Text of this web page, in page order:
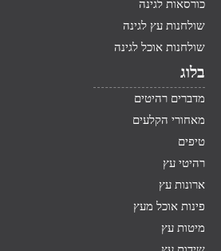
כורסאות לגינה
שולחנות עץ לגינה
שולחנות אוכל לגינה
בלוג
מדברים רהיטים
מאחורי הקלעים
טיפים
רהיטי עץ
ארונות עץ
פינות אוכל מעץ
מיטות עץ